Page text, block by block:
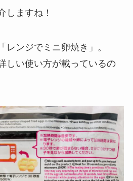
しますね！
レンジでミニ卵焼き」。
しい使い方が載っているの